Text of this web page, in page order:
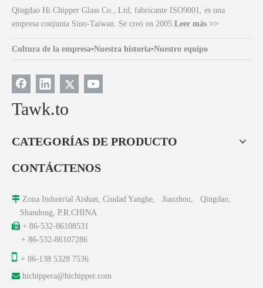
Qingdao Hi Chipper Glass Co., Ltd, fabricante ISO9001, es una
empresa conjunta Sino-Taiwan. Se creó en 2005.Leer más >>
Cultura de la empresa▪Nuestra historia▪Nuestro equipo
Tawk.to
CATEGORÍAS DE PRODUCTO
CONTÁCTENOS
 Zona Industrial Aishan, Ciudad Yanghe, Jiaozhou, Qingdao,
Shandong, P.R.CHINA
 + 86-532-86108531
+ 86-532-86107286
 + 86-138 5328 7536
 hichippera@hichipper.com